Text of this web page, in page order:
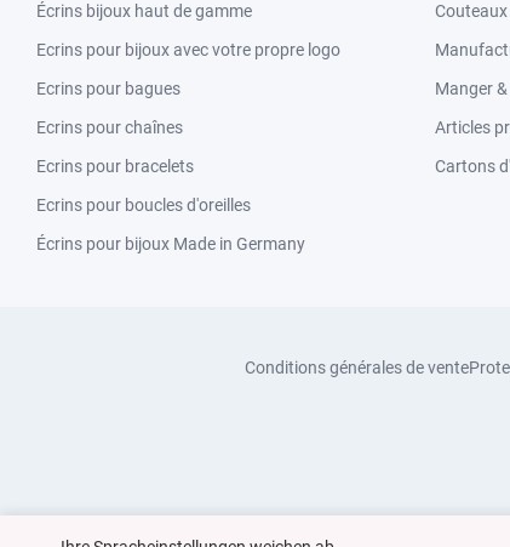
Écrins bijoux haut de gamme
Ecrins pour bijoux avec votre propre logo
Ecrins pour bagues
Ecrins pour chaînes
Ecrins pour bracelets
Ecrins pour boucles d'oreilles
Écrins pour bijoux Made in Germany
Manger
Articles
Cartons
Conditions générales de vente